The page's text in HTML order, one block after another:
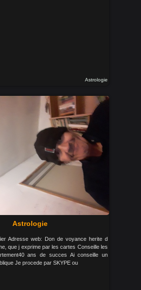
Astrologie
Astrologie
Adresse web: Don de voyance herite d
que j exprime par les cartes Conseille les
ans de succes Ai conseille un
Je procede par SKYPE ou